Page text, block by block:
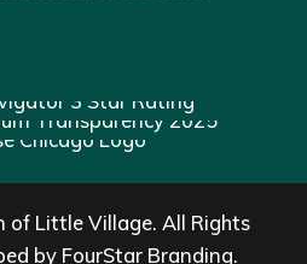
of Little Village. All Rights
by FourStar Branding.